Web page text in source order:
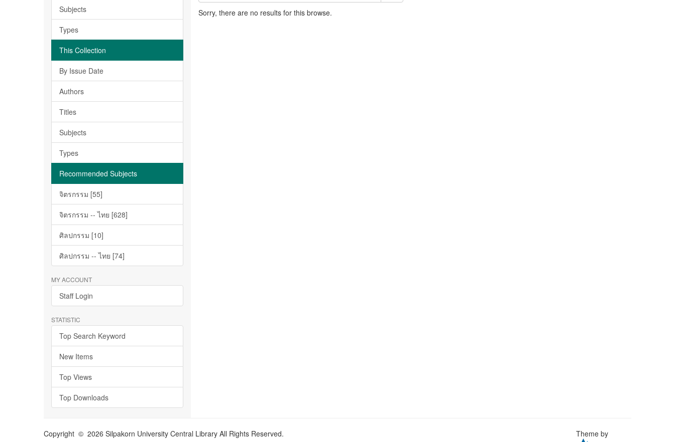
Subjects
Types
This Collection
By Issue Date
Authors
Titles
Subjects
Types
Recommended Subjects
จิตรกรรม [55]
จิตรกรรม -- ไทย [628]
ศิลปกรรม [10]
ศิลปกรรม -- ไทย [74]
MY ACCOUNT
Staff Login
STATISTIC
Top Search Keyword
New Items
Top Views
Top Downloads
Sorry, there are no results for this browse.
Copyright © 2026 Silpakorn University Central Library All Rights Reserved. Theme by